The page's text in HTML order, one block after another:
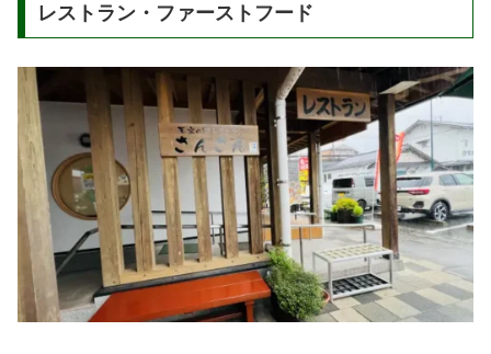
レストラン・ファーストフード